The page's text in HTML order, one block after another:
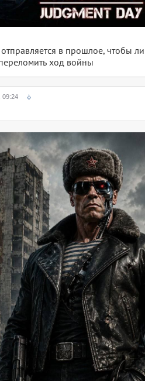
в прошлое, чтобы
ход войны
09:24